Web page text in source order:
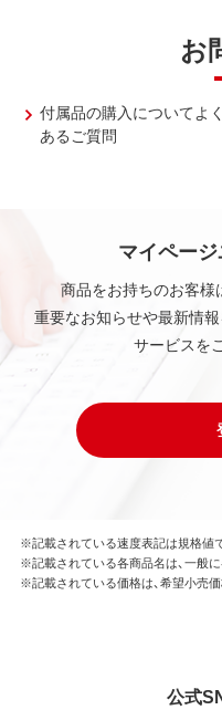
お
付属品の購入についてよく
あるご質問
マイペー
商品をお持ちのお客様
重要なお知らせや最新情
サービスを
※記載されている速度表記は規格値
※記載されている各商品名は、一般
※記載されている価格は、希望小売価
公式